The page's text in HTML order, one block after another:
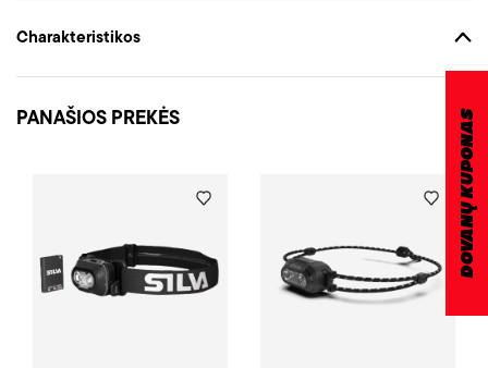
Charakteristikos
PANAŠIOS PREKĖS DOVANŲ KUPONAS